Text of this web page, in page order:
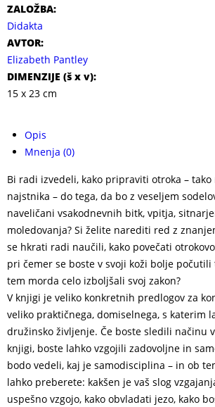
ZALOŽBA:
Didakta
AVTOR:
Elizabeth Pantley
DIMENZIJE (š x v):
15 x 23 cm
Opis
Mnenja (0)
Bi radi izvedeli, kako pripraviti otroka –
najstnika – do tega, da bo z veseljem
naveličani vsakodnevnih bitk, vpitja,
moledovanja? Si želite narediti red z
se hkrati radi naučili, kako povečati
pri čemer se boste v svoji koži bolje
tem morda celo izboljšali svoj zakon?
V knjigi je veliko konkretnih predlogov za
veliko praktičnega, domiselnega, s katerim
družinsko življenje. Če boste sledili načinu
knjigi, boste lahko vzgojili zadovoljne in
bodo vedeli, kaj je samodisciplina – in ob
lahko preberete: kakšen je vaš slog
uspešno vzgojo, kako obvladati jezo, kako